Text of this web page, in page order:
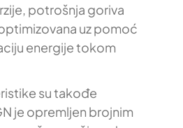
potrošnja goriva
uz pomoć
energije tokom
su takođe
je opremljen brojnim